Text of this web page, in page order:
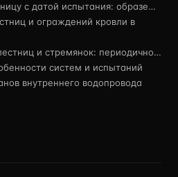
с датой испытания: образе…
и ограждений кровли в
и стремянок: периодично…
систем и испытаний
внутреннего водопровода